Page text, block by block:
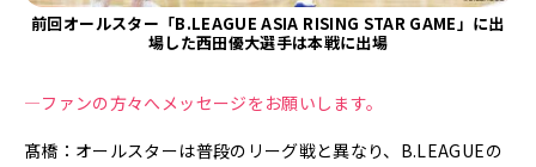
前回オールスター「B.LEAGUE ASIA RISING STAR GAME」に出
場した西田優大選手は本戦に出場
—ファンの方々へメッセージをお願いします。
髙橋：オールスターは普段のリーグ戦と異なり、B.LEAGUEの